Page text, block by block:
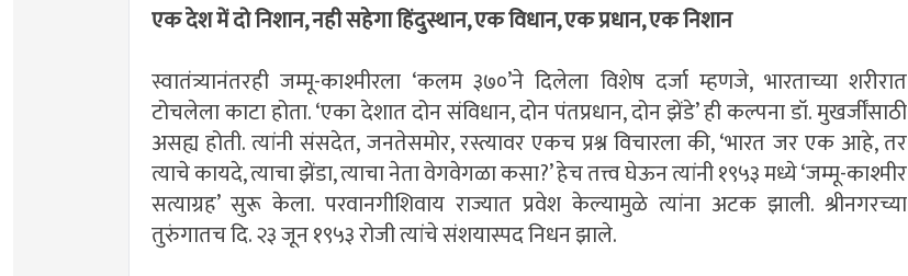
एक देश में दो निशान, नही सहेगा हिंदुस्थान, एक विधान, एक प्रधान, एक निशान
स्वातंत्र्यानंतरही जम्मू-काश्मीरला ‘कलम ३७०’ने दिलेला विशेष दर्जा म्हणजे, भारताच्या शरीरात
टोचलेला काटा होता. ‘एका देशात दोन संविधान, दोन पंतप्रधान, दोन झेंडे’ ही कल्पना डॉ. मुखर्जींसाठी
असह्य होती. त्यांनी संसदेत, जनतेसमोर, रस्त्यावर एकच प्रश्न विचारला की, ‘भारत जर एक आहे, तर
त्याचे कायदे, त्याचा झेंडा, त्याचा नेता वेगवेगळा कसा?’ हेच तत्त्व घेऊन त्यांनी १९५३ मध्ये ‘जम्मू-काश्मीर
सत्याग्रह’ सुरू केला. परवानगीशिवाय राज्यात प्रवेश केल्यामुळे त्यांना अटक झाली. श्रीनगरच्या
तुरुंगातच दि. २३ जून १९५३ रोजी त्यांचे संशयास्पद निधन झाले.